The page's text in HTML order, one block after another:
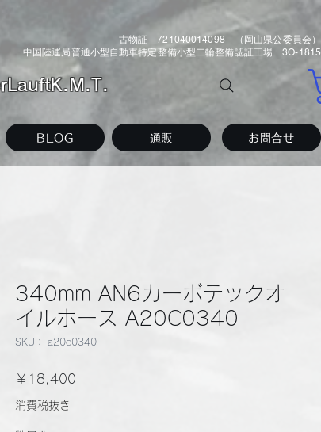
古物証 721040014098 （岡山県公委員会）
中国陸運局普通小型自動車特定整備小型二輪整備認証工場 3O-1815
BLOG 通販 お問合せ
340mm AN6カーボテックオ
イルホース A20C0340
SKU： a20c0340
￥18,400
消費税抜き